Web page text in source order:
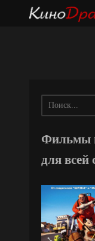
Фильмы
для всей